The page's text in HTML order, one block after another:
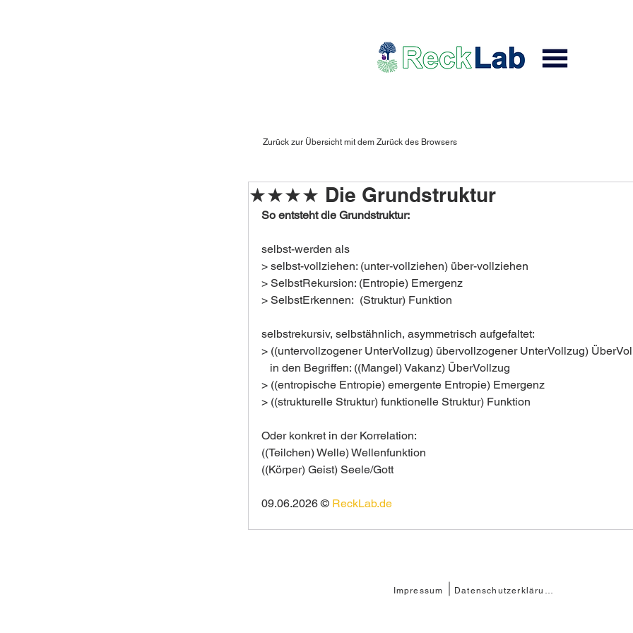
Zurück zur Übersicht mit dem Zurück des Browsers
★★★★ Die Grundstruktur
So entsteht die Grundstruktur:
selbst-werden als
> selbst-vollziehen: (unter-vollziehen) über-vollziehen
> SelbstRekursion: (Entropie) Emergenz
> SelbstErkennen:  (Struktur) Funktion
selbstrekursiv, selbstähnlich, asymmetrisch aufgefaltet:
> ((untervollzogener UnterVollzug) übervollzogener UnterVollzug)
in den Begriffen: ((Mangel) Vakanz) ÜberVollzug
> ((entropische Entropie) emergente Entropie) Emergenz
> ((strukturelle Struktur) funktionelle Struktur) Funktion
Oder konkret in der Korrelation:
((Teilchen) Welle) Wellenfunktion
((Körper) Geist) Seele/Gott
09.06.2026 © ReckLab.de
Impressum